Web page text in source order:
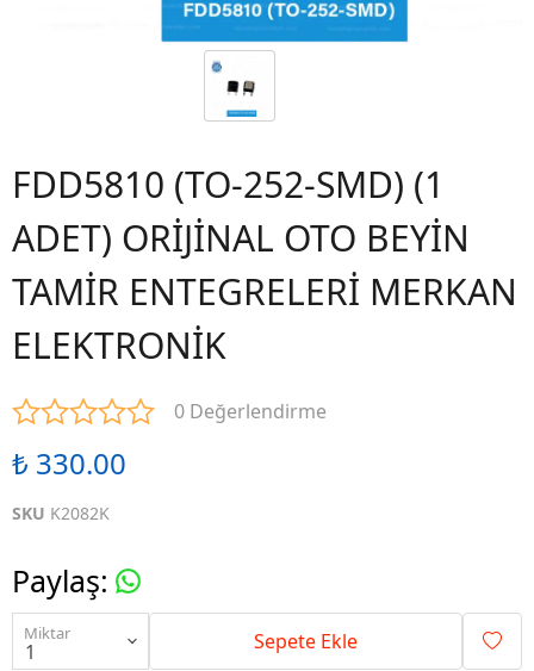
FDD5810 (TO-252-SMD) (1
ADET) ORİJİNAL OTO BEYİN
TAMİR ENTEGRELERİ MERKAN
ELEKTRONİK
0 Değerlendirme
₺ 330.00
SKU K2082K
Paylaş:
Miktar Sepete Ekle